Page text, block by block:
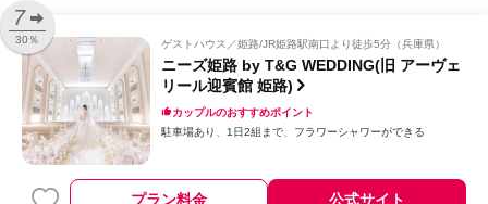
7
30％ ゲストハウス 姫路/JR姫路駅南口より徒歩5分（兵庫県）
ニーズ姫路 by T&G WEDDING(旧 アーヴェ
リール迎賓館 姫路)
カップルのおすすめポイント
駐車場あり
1日2組まで フラワーシャワーができる
プラン料金 公式サイト